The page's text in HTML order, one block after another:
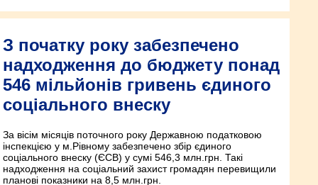
З початку року забезпечено
надходження до бюджету понад
546 мільйонів гривень єдиного
соціального внеску
За вісім місяців поточного року Державною податковою
інспекцією у м.Рівному забезпечено збір єдиного
соціального внеску (ЄСВ) у сумі 546,3 млн.грн. Такі
надходження на соціальний захист громадян перевищили
планові показники на 8,5 млн.грн.